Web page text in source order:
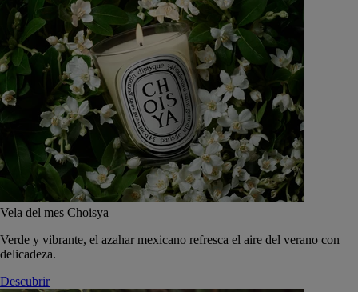
Vela del mes Choisya
Verde y vibrante, el azahar mexicano refresca el aire del verano con
delicadeza.
Descubrir